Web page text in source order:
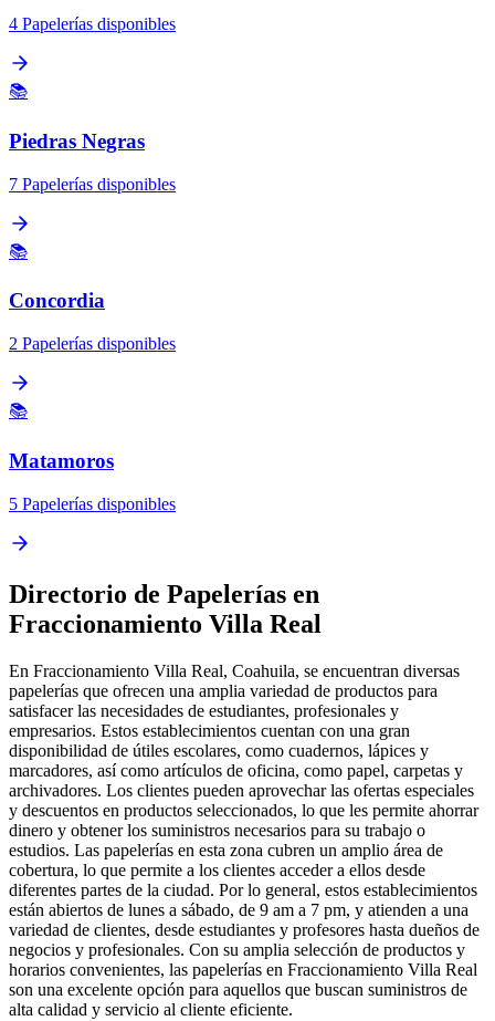
4 Papelerías disponibles
📚
Piedras Negras
7 Papelerías disponibles
📚
Concordia
2 Papelerías disponibles
📚
Matamoros
5 Papelerías disponibles
Directorio de Papelerías en
Fraccionamiento Villa Real
En Fraccionamiento Villa Real, Coahuila, se encuentran diversas
papelerías que ofrecen una amplia variedad de productos para
satisfacer las necesidades de estudiantes, profesionales y
empresarios. Estos establecimientos cuentan con una gran
disponibilidad de útiles escolares, como cuadernos, lápices y
marcadores, así como artículos de oficina, como papel, carpetas y
archivadores. Los clientes pueden aprovechar las ofertas especiales
y descuentos en productos seleccionados, lo que les permite ahorrar
dinero y obtener los suministros necesarios para su trabajo o
estudios. Las papelerías en esta zona cubren un amplio área de
cobertura, lo que permite a los clientes acceder a ellos desde
diferentes partes de la ciudad. Por lo general, estos establecimientos
están abiertos de lunes a sábado, de 9 am a 7 pm, y atienden a una
variedad de clientes, desde estudiantes y profesores hasta dueños de
negocios y profesionales. Con su amplia selección de productos y
horarios convenientes, las papelerías en Fraccionamiento Villa Real
son una excelente opción para aquellos que buscan suministros de
alta calidad y servicio al cliente eficiente.